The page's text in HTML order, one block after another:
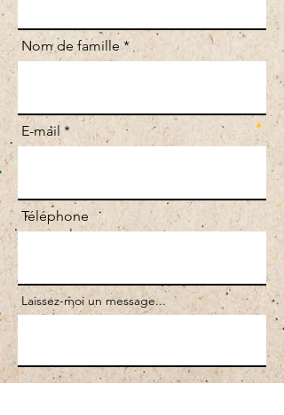
Nom de famille
E-mail
Téléphone
Laissez-moi un message...